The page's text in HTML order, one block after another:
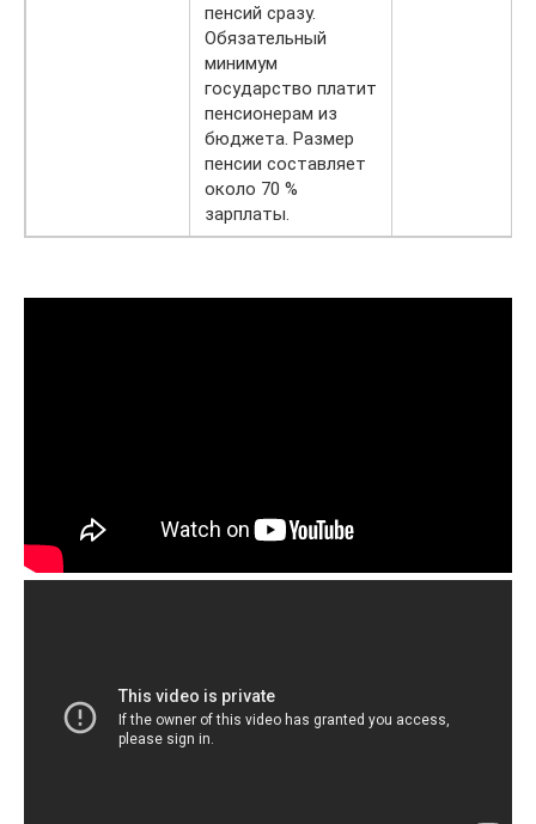
пенсий сразу.
Обязательный
минимум
государство платит
пенсионерам из
бюджета. Размер
пенсии составляет
около 70 %
зарплаты.